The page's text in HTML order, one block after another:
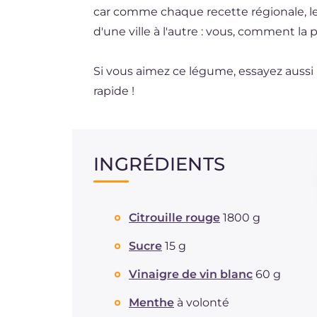
car comme chaque recette régionale,
d'une ville à l'autre : vous, comment la
Si vous aimez ce légume, essayez
rapide !
INGRÉDIENTS
Citrouille rouge 1800 g
Sucre 15 g
Vinaigre de vin blanc 60 g
Menthe à volonté